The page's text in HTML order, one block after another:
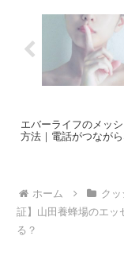
エバーライフのメッ
方法｜電話がつなが
ホーム ク
証】山田養蜂場のエッ
る？